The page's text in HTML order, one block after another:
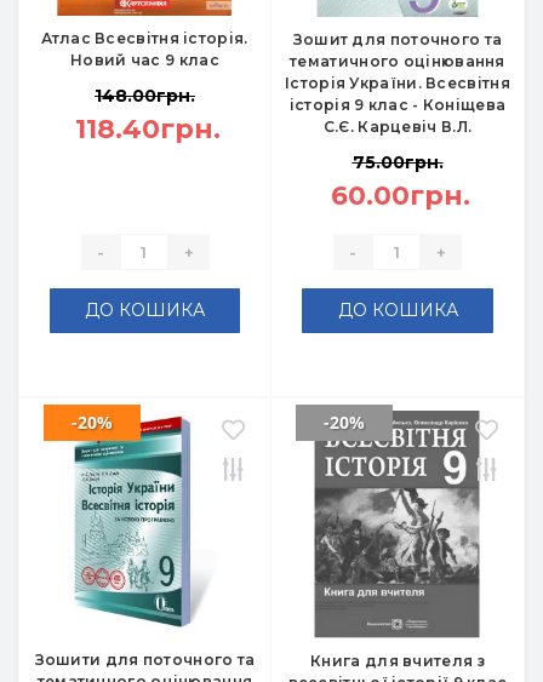
Атлас Всесвітня історія.
Новий час 9 клас
148.00грн.
118.40грн.
- +
ДО КОШИКА
Зошит для поточного та
тематичного оцінювання
Історія України. Всесвітня
історія 9 клас - Коніщева
С.Є. Карцевіч В.Л.
75.00грн.
60.00грн.
- +
ДО КОШИКА
Зошити для поточного та
-20%
Книга для вчителя з
-20%